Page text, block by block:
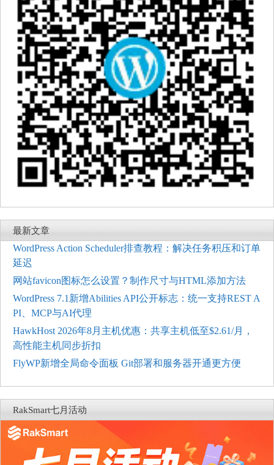
最新文章
WordPress Action Scheduler排查教程：解决任务积压和订单
延迟
网站favicon图标怎么设置？制作尺寸与HTML添加方法
WordPress 7.1新增Abilities API公开标志：统一支持REST A
PI、MCP与AI代理
HawkHost 2026年8月主机优惠：共享主机低至$2.61/月，
高性能主机同步折扣
FlyWP新增全局命令面板 Git部署和服务器开通更方便
RakSmart七月活动